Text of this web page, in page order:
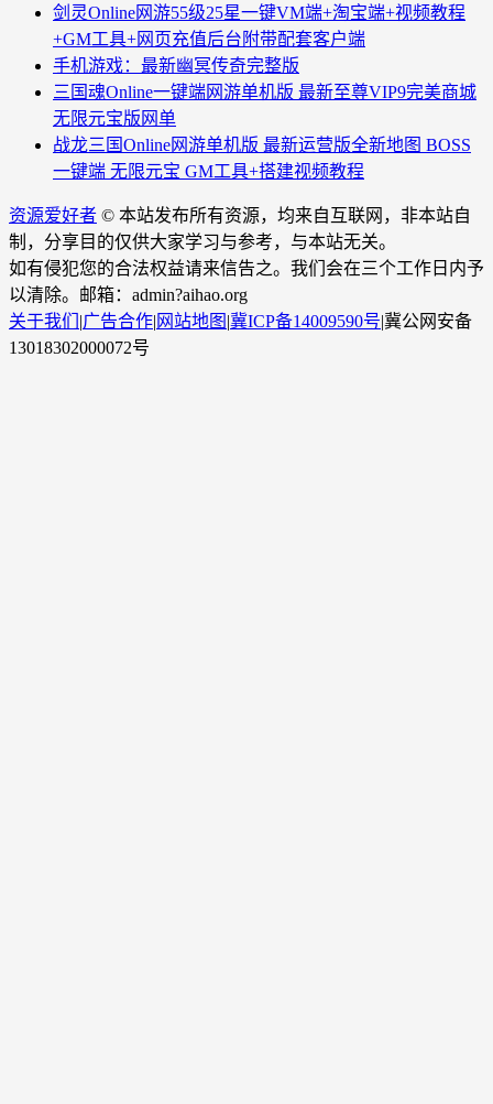
剑灵Online网游55级25星一键VM端+淘宝端+视频教程
+GM工具+网页充值后台附带配套客户端
手机游戏：最新幽冥传奇完整版
三国魂Online一键端网游单机版 最新至尊VIP9完美商城
无限元宝版网单
战龙三国Online网游单机版 最新运营版全新地图 BOSS
一键端 无限元宝 GM工具+搭建视频教程
资源爱好者 © 本站发布所有资源，均来自互联网，非本站自
制，分享目的仅供大家学习与参考，与本站无关。
如有侵犯您的合法权益请来信告之。我们会在三个工作日内予
以清除。邮箱：admin?aihao.org
关于我们 |广告合作| 网站地图 |冀ICP备14009590号|冀公网安备
13018302000072号